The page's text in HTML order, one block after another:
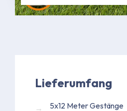
Lieferumfang
5x12 Meter Gestänge